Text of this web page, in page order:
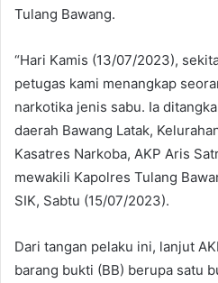
Tulang Bawang.
“Hari Kamis (13/07/2023),
petugas kami menangkap
narkotika jenis sabu. Ia
daerah Bawang Latak,
Kasatres Narkoba, AKP Aris
mewakili Kapolres Tulang
SIK, Sabtu (15/07/2023).
Dari tangan pelaku ini, lanjut
barang bukti (BB) berupa satu